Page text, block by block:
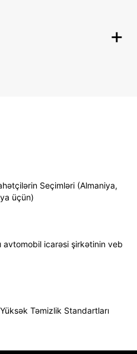
Seçimləri (Almaniya,
üçün)
avtomobil icarəsi şirkətinin veb
Təmizlik Standartları